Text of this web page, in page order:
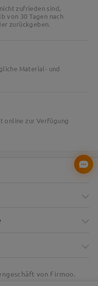
zufrieden sind,
von 30 Tagen nach
zurückgeben.
Material- und
online zur Verfügung
von Firmoo.